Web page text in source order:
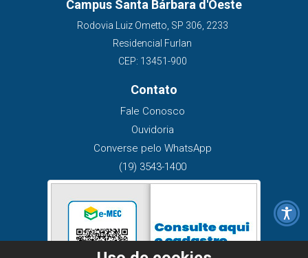
Campus Santa Bárbara d'Oeste
Rodovia Luiz Ometto, SP 306, 2233
Residencial Furlan
CEP: 13451-900
Contato
Fale Conosco
Ouvidoria
Converse pelo WhatsApp
(19) 3543-1400